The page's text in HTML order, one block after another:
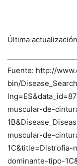
Última
Fuente: http://
bin/
muscular-de-
muscular-de-
1C&title=Distrofia-
dominante-tipo-